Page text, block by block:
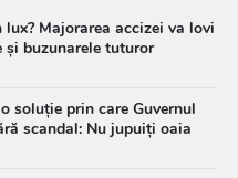
Majorarea accizei va lovi
buzunarele tuturor
soluție prin care Guvernul
scandal: Nu jupuiți oaia